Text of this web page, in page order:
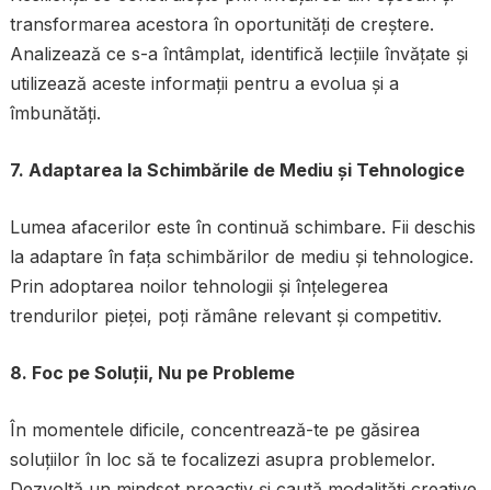
transformarea acestora în oportunități de creștere.
Analizează ce s-a întâmplat, identifică lecțiile învățate și
utilizează aceste informații pentru a evolua și a
îmbunătăți.
7. Adaptarea la Schimbările de Mediu și Tehnologice
Lumea afacerilor este în continuă schimbare. Fii deschis
la adaptare în fața schimbărilor de mediu și tehnologice.
Prin adoptarea noilor tehnologii și înțelegerea
trendurilor pieței, poți rămâne relevant și competitiv.
8. Foc pe Soluții, Nu pe Probleme
În momentele dificile, concentrează-te pe găsirea
soluțiilor în loc să te focalizezi asupra problemelor.